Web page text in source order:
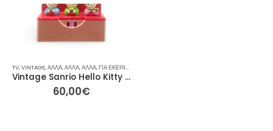
TV,VINTAGE,ΆΛΛΑ,ΆΛΛΑ,ΆΛΛΑ,ΓΙΑ ΕΚΕΊΝΟΝ / ΕΚΕΊΝΗ
Vintage Sanrio Hello Kitty Hinamatsuri Μίνι Προβολή – 8,5εκ
60,00€